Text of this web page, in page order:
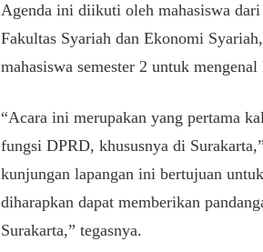
​Agenda ini diikuti oleh mahasiswa
Fakultas Syariah dan Ekonomi
mahasiswa semester 2 untuk
​“Acara ini merupakan yang pertama
fungsi DPRD, khususnya di
kunjungan lapangan ini bertujuan
diharapkan dapat memberikan
Surakarta,” tegasnya.